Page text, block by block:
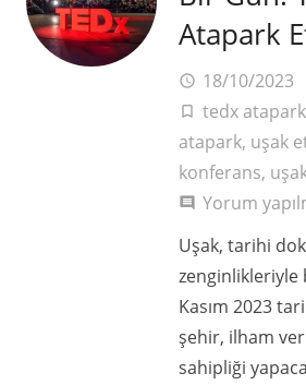
Atapark
access_time 18/10/2023
turned_in_not tedx atapark
atapark, uşak
konferans,
comment
Yorum
Uşak, tarihi
zenginlikleriyle
Kasım 2023
şehir, ilham
sahipliği